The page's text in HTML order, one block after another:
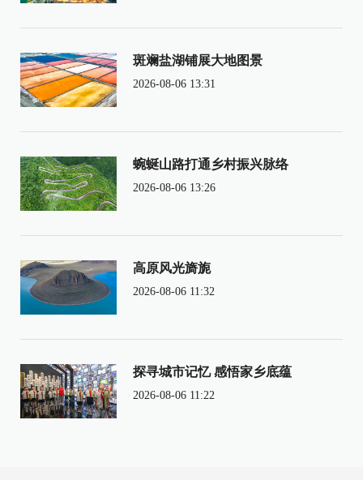
斑斓盐湖铺展大地图景
2026-08-06 13:31
蜿蜒山路打通乡村振兴脉络
2026-08-06 13:26
高原风光旖旎
2026-08-06 11:32
探寻城市记忆 感悟家乡底蕴
2026-08-06 11:22